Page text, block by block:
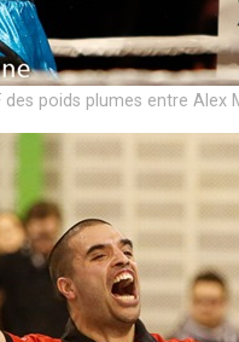
des poids plumes entre